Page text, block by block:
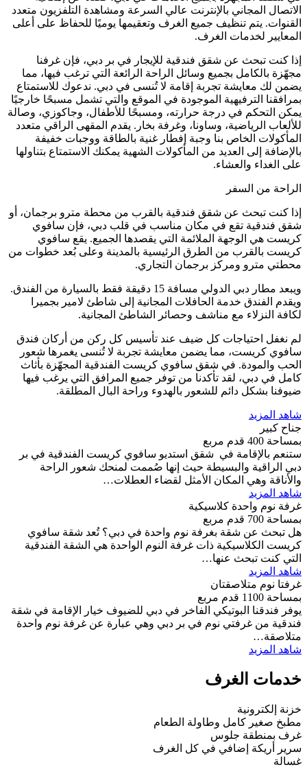
الاتصال المجاني بالإنترنت عالي السرعة ومشاهدة التلفزيون متعدد
القنوات. يتم تنظيف جميع الغرف وتعقيمها يوميًا للحفاظ على أعلى
المعايير لخدمات الغرف.
إذا كنت تبحث عن شقق فندقية للإيجار في بر دبي، فإن غرفنا
مجهّزة بالكامل بجميع وسائل الراحة الرائعة التي ترغب فيها، مما
يضمن لك معايشة تجربة إقامة لا تُنسى في دبي. ندعوك للاستمتاع
بمرافقنا الترفيهية الموجودة في الموقع والتي تشمل مسبحًا خارجيًا
يمكن التحكم في درجة حرارته، ومسبحًا للأطفال، وجاكوزي، وصالة
للألعاب الرياضية، وساونا، وغرفة بخار. يقدم المقهى الراقي متعدد
المأكولات الخاص بنا وجبة إفطار غنية بالطاقة ووجبات خفيفة
بالإضافة إلى العديد من المأكولات الشهية يمكنك الاستمتاع بتناولها
على الغداء والعشاء.
الراحة من السفر
إذا كنت تبحث عن شقق فندقية بالقرب من محطة مترو برجمان، أو
شقق فندقية تقع في مكان مناسب في قلب دبي، فإن سافوي
كريست هي الوجهة الملائمة التي يقصدها الجميع. يقع سافوي
كريست بالقرب من الطرق الرئيسية بالمدينة وعلى بُعد خطوات من
محطتي مترو ومركز برجمان التجاري.
ويبعد مطار دبي الدولي مسافة 15 دقيقة فقط بالسيارة من الفندق.
ويقدم الفندق خدمة الحافلات المجانية إلى شاطئ لامير بجميرا
لكافة النزلاء مع مناشف وحصائر الشاطئ المجانية.
لم نغفل احتياجات كل ضيف عند تأسيس كل ركن من أركان فندق
سافوي كريست، مما يضمن معايشة تجربة لا تُنسى يغمرها شعور
الحب والمودة. في شقق سافوي كريست الفندقية المجهّزة بأثاث
كامل في دبي، لقد تأكدنا من توفر جميع المرافق التي يرغب فيها
ضيوفنا بشكل دائم للشعور بالهدوء وراحة البال المطلقة.
شاهد المزيد
جناح كبير
بمساحة 400 قدم مربع
ستنعم بالإقامة في شقق استديو سافوي كريست الفندقية في بر
دبي الراقية والبسيطة حيث إنها صُممت لمنحك شعور الراحة
والأناقة وهي المكان الأمثل لقضاء العطلات…
شاهد المزيد
غرفة نوم واحدة كلاسيكية
بمساحة 700 قدم مربع
هل تبحث عن شقة بغرفة نوم واحدة في دبي؟ تُعد شقة سافوي
كريست الكلاسيكية ذات غرفة النوم الواحدة هي الشقة الفندقية
التي كنت تبحث عنها…
شاهد المزيد
غرفتا نوم متلاصقتان
بمساحة 1100 قدم مربع
يوفر فندقنا البوتيكي الفاخر في دبي للضيوف خيار الإقامة في شقة
فندقية من غرفتي نوم في بر دبي وهي عبارة عن غرفة نوم واحدة
متلاصقة…
شاهد المزيد
خدمات الغرف
خزنة إلكترونية
مطبخ صغير كامل وطاولة الطعام
غرف بمنطقة جلوس
سرير أريكة إضافي في كل الغرف
غسالة